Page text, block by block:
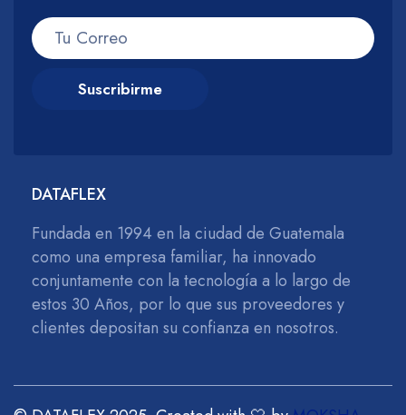
Suscribirme
DATAFLEX
Fundada en 1994 en la ciudad de Guatemala
como una empresa familiar, ha innovado
conjuntamente con la tecnología a lo largo de
estos 30 Años, por lo que sus proveedores y
clientes depositan su confianza en nosotros.